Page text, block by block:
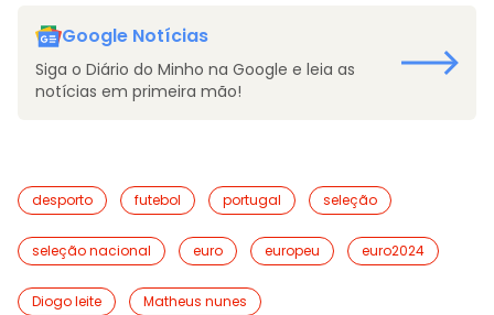
Google Notícias
Siga o Diário do Minho na Google e leia as
notícias em primeira mão!
desporto futebol portugal seleção
seleção nacional euro europeu euro2024
Diogo leite Matheus nunes